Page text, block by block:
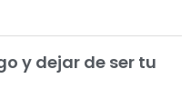
y dejar de ser tu